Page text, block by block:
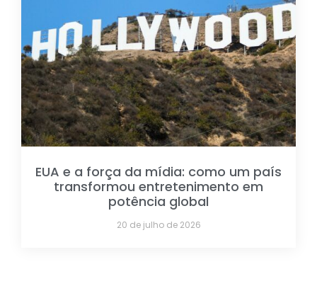
EUA e a força da mídia: como um país
transformou entretenimento em
potência global
20 de julho de 2026